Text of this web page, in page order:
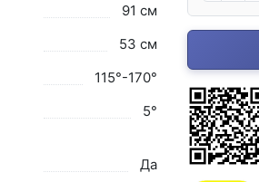
91 см
53 см
115°-170°
5°
Да